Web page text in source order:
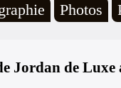
Photos
Jordan de Luxe